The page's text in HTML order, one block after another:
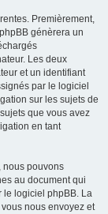
Premièrement,
génèrera un
Les deux
et un identifiant
par le logiciel
sur les sujets de
que vous avez
en tant
nous pouvons
au document qui
le logiciel phpBB. La
nous envoyez et